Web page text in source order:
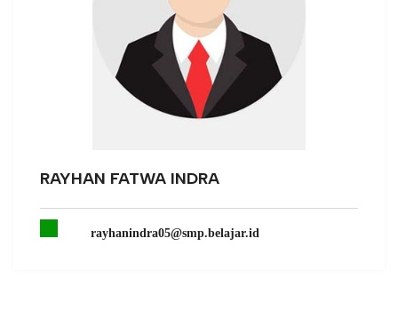
RAYHAN FATWA INDRA
rayhanindra05@smp.belajar.id